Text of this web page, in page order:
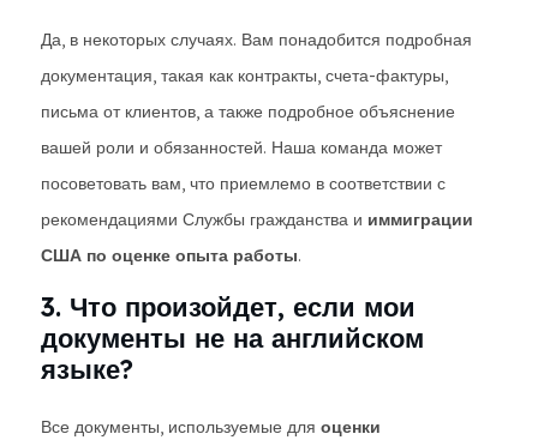
Да, в некоторых случаях. Вам понадобится подробная
документация, такая как контракты, счета-фактуры,
письма от клиентов, а также подробное объяснение
вашей роли и обязанностей. Наша команда может
посоветовать вам, что приемлемо в соответствии с
рекомендациями Службы гражданства и иммиграции
США по оценке опыта работы.
3. Что произойдет, если мои
документы не на английском
языке?
Все документы, используемые для оценки